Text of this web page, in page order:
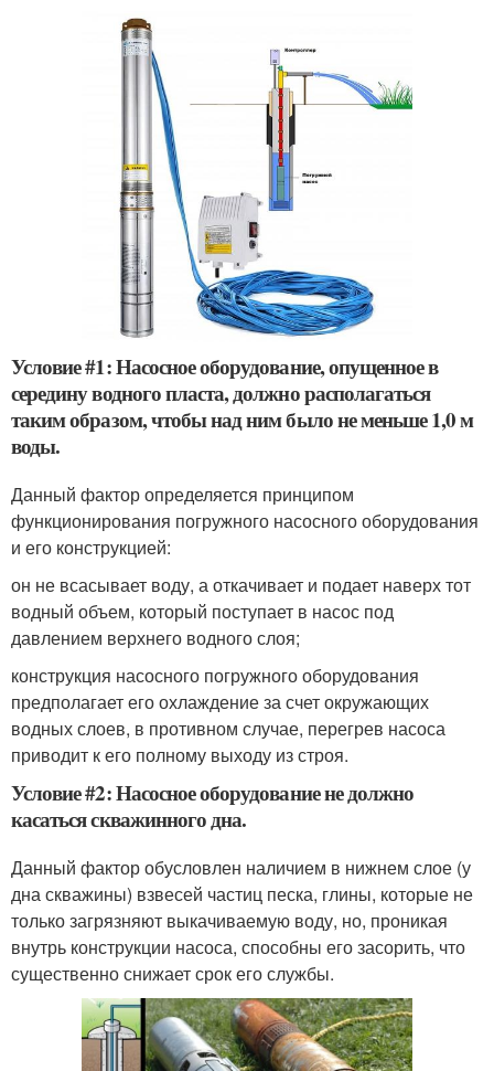
Условие #1: Насосное оборудование, опущенное в
середину водного пласта, должно располагаться
таким образом, чтобы над ним было не меньше 1,0 м
воды.
Данный фактор определяется принципом
функционирования погружного насосного оборудования
и его конструкцией:
он не всасывает воду, а откачивает и подает наверх тот
водный объем, который поступает в насос под
давлением верхнего водного слоя;
конструкция насосного погружного оборудования
предполагает его охлаждение за счет окружающих
водных слоев, в противном случае, перегрев насоса
приводит к его полному выходу из строя.
Условие #2: Насосное оборудование не должно
касаться скважинного дна.
Данный фактор обусловлен наличием в нижнем слое (у
дна скважины) взвесей частиц песка, глины, которые не
только загрязняют выкачиваемую воду, но, проникая
внутрь конструкции насоса, способны его засорить, что
существенно снижает срок его службы.